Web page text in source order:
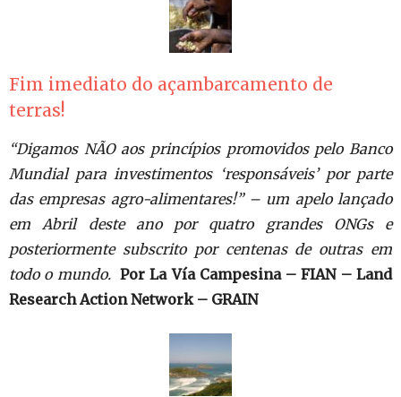
Fim imediato do açambarcamento de
terras!
“Digamos NÃO aos princípios promovidos pelo Banco
Mundial para investimentos ‘responsáveis’ por parte
das empresas agro-alimentares!” – um apelo lançado
em Abril deste ano por quatro grandes ONGs e
posteriormente subscrito por centenas de outras em
todo o mundo. Por La Vía Campesina – FIAN – Land
Research Action Network – GRAIN